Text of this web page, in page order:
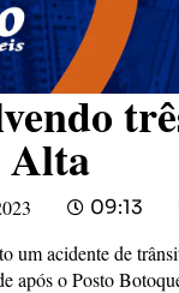
Alta
09:13
um acidente de
após o Posto